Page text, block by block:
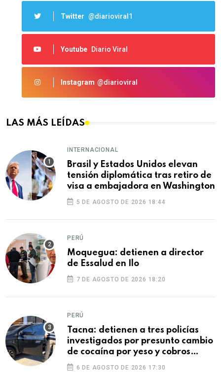
Twitter @diarioviral1
Youtube Diario Viral
Instagram @diarioviral
LAS MÁS LEÍDAS
INTERNACIONAL
Brasil y Estados Unidos elevan
tensión diplomática tras retiro de
visa a embajadora en Washington
5 DE AGOSTO DE 2026 18:44
PERÚ
Moquegua: detienen a director
de Essalud en Ilo
7 DE AGOSTO DE 2026 18:20
PERÚ
Tacna: detienen a tres policías
investigados por presunto cambio
de cocaína por yeso y cobros
ilegales
6 DE AGOSTO DE 2026 17:30